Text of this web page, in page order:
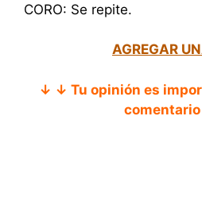
CORO: Se repite.
AGREGAR
↓ ↓ Tu opinión es